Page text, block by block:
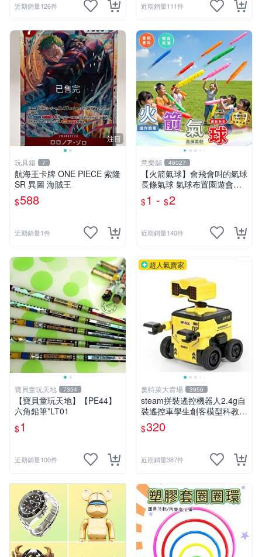
近期銷量126件 近期銷量111件
注目
已售完
玩具箱 7
航海王卡牌 ONE PIECE 索隆
SR 異圖 海賊王
$588
近期銷量1件
意樂舖 46027
【火箭氣球】會飛會叫的氣球
長條氣球 氣球布置園遊會氣
球 生日派對氣球 彩色氣球☆
意樂鋪☆
$1 - $2
近期銷量140件
寶貝童玩天地 7354
【寶貝童玩天地】【PE44】
六角鉛筆*LT01
$1
近期銷量100件
超人氣賣家
奧特萊大賣場 3956
steam拼裝遙控機器人2.4g自
裝遙控車學生創客模型科教玩
具 推薦推薦締造W
$320
近期銷量387件